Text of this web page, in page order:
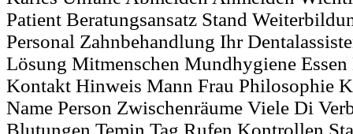
Patient Beratungsansatz Stand
Personal Zahnbehandlung Ihr
Lösung Mitmenschen Mundhygiene Essen
Kontakt Hinweis Mann Frau Philosophie
Name Person Zwischenräume Viele Di
Blutungen Temin Tag Rufen Kontrollen